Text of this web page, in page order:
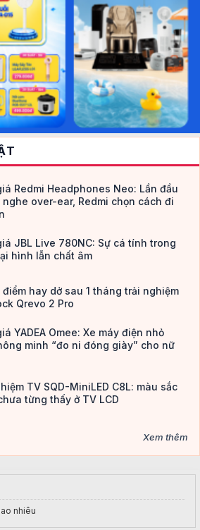
Redmi Headphones Neo: Lần đầu
nghe over-ear, Redmi chọn cách đi
JBL Live 780NC: Sự cá tính trong
hình lẫn chất âm
điểm hay dở sau 1 tháng trải nghiệm
Qrevo 2 Pro
YADEA Omee: Xe máy điện nhỏ
minh “đo ni đóng giày” cho nữ
TV SQD-MiniLED C8L: màu sắc
từng thấy ở TV LCD
Xem thêm
nhiêu